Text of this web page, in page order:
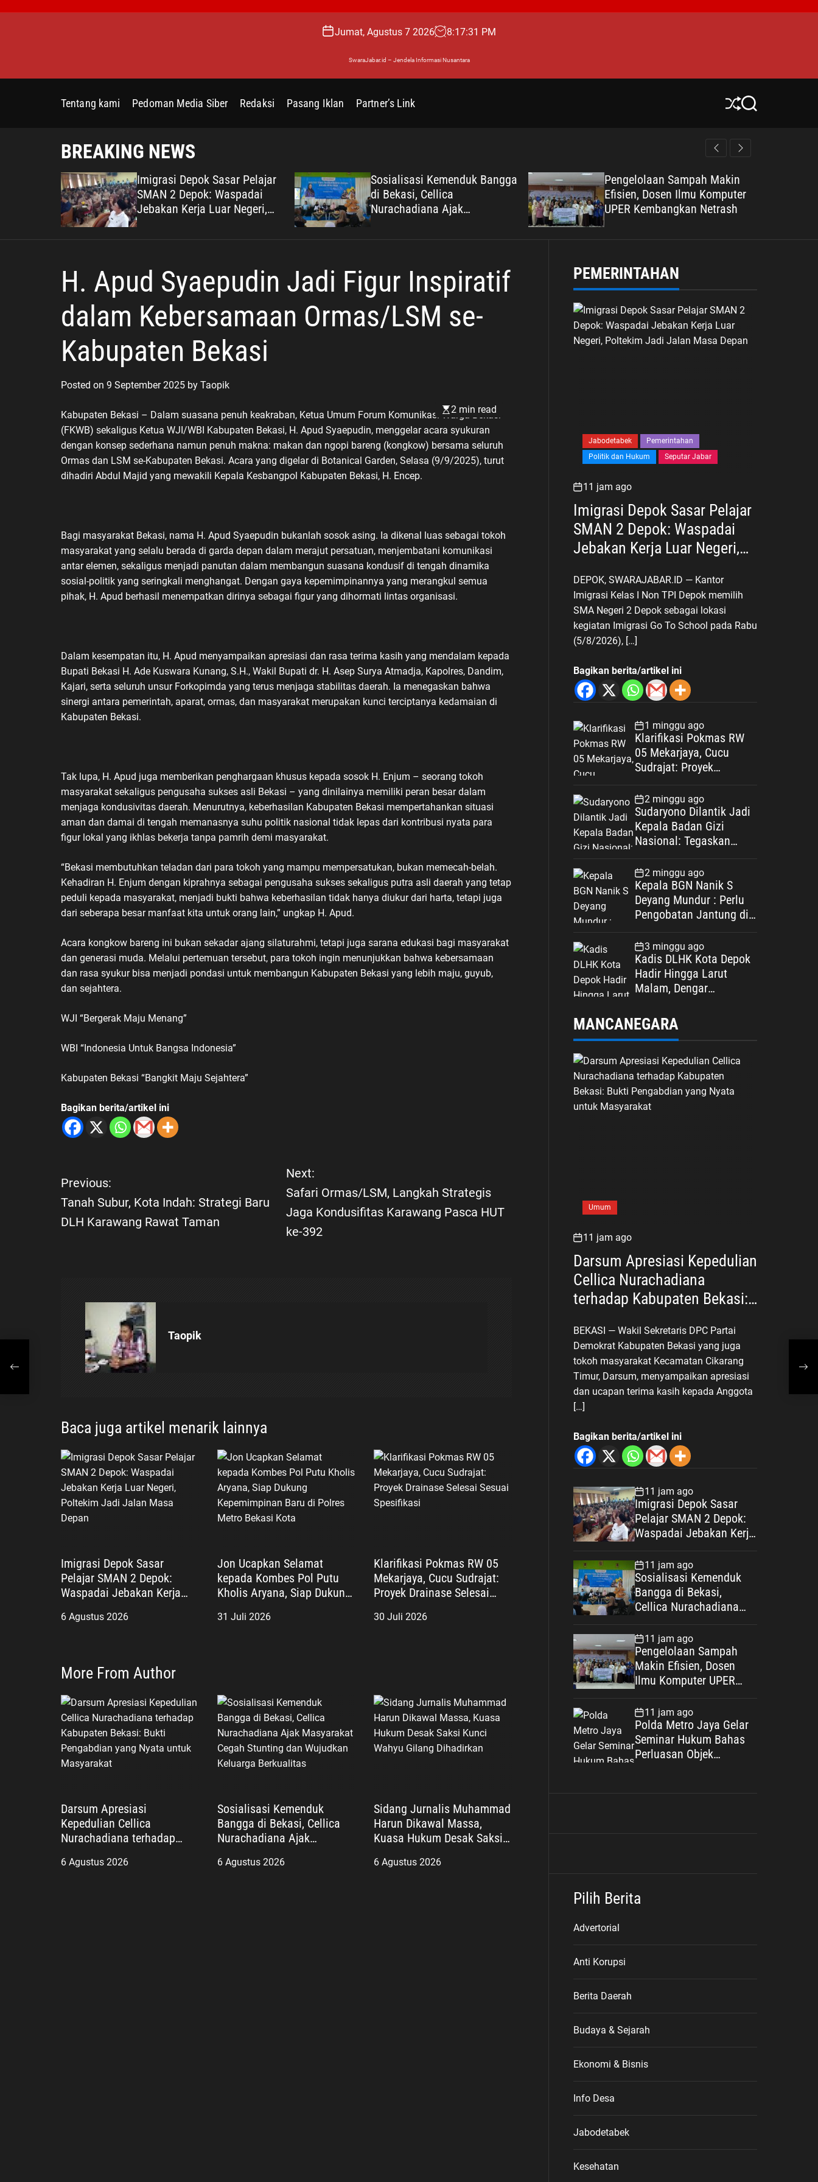
Jumat, Agustus 7 2026 8:17:32 PM
SwaraJabar.id – Jendela Informasi Nusantara
Tentang kami Pedoman Media Siber Redaksi Pasang Iklan Partner’s Link
S
S
r
BREAKING NEWS
Imigrasi Depok Sasar Pelajar
SMAN 2 Depok: Waspadai
Jebakan Kerja Luar Negeri,
Poltekim Jadi Jalan Masa
Sosialisasi Kemenduk Bangga
di Bekasi, Cellica
Nurachadiana Ajak
Masyarakat Cegah Stunting
Pengelolaan Sampah Makin
Efisien, Dosen Ilmu Komputer
UPER Kembangkan Netrash
H. Apud Syaepudin Jadi Figur Inspiratif
dalam Kebersamaan Ormas/LSM se-
Kabupaten Bekasi
Posted on 9 September 2025 by Taopik
2 min read
Kabupaten Bekasi – Dalam suasana penuh keakraban, Ketua Umum Forum Komunikasi Warga Bekasi
(FKWB) sekaligus Ketua WJI/WBI Kabupaten Bekasi, H. Apud Syaepudin, menggelar acara syukuran
dengan konsep sederhana namun penuh makna: makan dan ngopi bareng (kongkow) bersama seluruh
Ormas dan LSM se-Kabupaten Bekasi. Acara yang digelar di Botanical Garden, Selasa (9/9/2025), turut
dihadiri Abdul Majid yang mewakili Kepala Kesbangpol Kabupaten Bekasi, H. Encep.
Bagi masyarakat Bekasi, nama H. Apud Syaepudin bukanlah sosok asing. Ia dikenal luas sebagai tokoh
masyarakat yang selalu berada di garda depan dalam merajut persatuan, menjembatani komunikasi
antar elemen, sekaligus menjadi panutan dalam membangun suasana kondusif di tengah dinamika
sosial-politik yang seringkali menghangat. Dengan gaya kepemimpinannya yang merangkul semua
pihak, H. Apud berhasil menempatkan dirinya sebagai figur yang dihormati lintas organisasi.
Dalam kesempatan itu, H. Apud menyampaikan apresiasi dan rasa terima kasih yang mendalam kepada
Bupati Bekasi H. Ade Kuswara Kunang, S.H., Wakil Bupati dr. H. Asep Surya Atmadja, Kapolres, Dandim,
Kajari, serta seluruh unsur Forkopimda yang terus menjaga stabilitas daerah. Ia menegaskan bahwa
sinergi antara pemerintah, aparat, ormas, dan masyarakat merupakan kunci terciptanya kedamaian di
Kabupaten Bekasi.
Tak lupa, H. Apud juga memberikan penghargaan khusus kepada sosok H. Enjum – seorang tokoh
masyarakat sekaligus pengusaha sukses asli Bekasi – yang dinilainya memiliki peran besar dalam
menjaga kondusivitas daerah. Menurutnya, keberhasilan Kabupaten Bekasi mempertahankan situasi
aman dan damai di tengah memanasnya suhu politik nasional tidak lepas dari kontribusi nyata para
figur lokal yang ikhlas bekerja tanpa pamrih demi masyarakat.
“Bekasi membutuhkan teladan dari para tokoh yang mampu mempersatukan, bukan memecah-belah.
Kehadiran H. Enjum dengan kiprahnya sebagai pengusaha sukses sekaligus putra asli daerah yang tetap
peduli kepada masyarakat, menjadi bukti bahwa keberhasilan tidak hanya diukur dari harta, tetapi juga
dari seberapa besar manfaat kita untuk orang lain,” ungkap H. Apud.
Acara kongkow bareng ini bukan sekadar ajang silaturahmi, tetapi juga sarana edukasi bagi masyarakat
dan generasi muda. Melalui pertemuan tersebut, para tokoh ingin menunjukkan bahwa kebersamaan
dan rasa syukur bisa menjadi pondasi untuk membangun Kabupaten Bekasi yang lebih maju, guyub,
dan sejahtera.
WJI “Bergerak Maju Menang”
WBI “Indonesia Untuk Bangsa Indonesia”
Kabupaten Bekasi “Bangkit Maju Sejahtera”
Bagikan berita/artikel ini
N
a
o
s
Previous:
Tanah Subur, Kota Indah: Strategi Baru
DLH Karawang Rawat Taman
Next:
Safari Ormas/LSM, Langkah Strategis
Jaga Kondusifitas Karawang Pasca HUT
ke-392
Taopik
Baca juga artikel menarik lainnya
Imigrasi Depok Sasar
Pelajar SMAN 2 Depok:
Waspadai Jebakan Kerja
6 Agustus 2026
Jon Ucapkan Selamat
kepada Kombes Pol Putu
Kholis Aryana, Siap Dukung
Polres Metro Bekasi Kota
31 Juli 2026
Klarifikasi Pokmas RW 05
Mekarjaya, Cucu Sudrajat:
Proyek Drainase Selesai
30 Juli 2026
More From Author
Darsum Apresiasi
Kepedulian Cellica
Nurachadiana terhadap
Pengabdian yang Nyata
6 Agustus 2026
Sosialisasi Kemenduk
Bangga di Bekasi, Cellica
Nurachadiana Ajak
dan Wujudkan Keluarga
6 Agustus 2026
Sidang Jurnalis Muhammad
Harun Dikawal Massa,
Kuasa Hukum Desak Saksi
Dihadirkan
6 Agustus 2026
PEMERINTAHAN
Jabodetabek
Pemerintahan
Politik dan Hukum
Seputar Jabar
11 jam ago
Imigrasi Depok Sasar Pelajar
SMAN 2 Depok: Waspadai
Jebakan Kerja Luar Negeri,
Depan
DEPOK, SWARAJABAR.ID — Kantor
Imigrasi Kelas I Non TPI Depok memilih
SMA Negeri 2 Depok sebagai lokasi
kegiatan Imigrasi Go To School pada Rabu
(5/8/2026), […]
Bagikan berita/artikel ini
1 minggu ago
Klarifikasi Pokmas RW
05 Mekarjaya, Cucu
Sudrajat: Proyek
Spesifikasi
2 minggu ago
Sudaryono Dilantik Jadi
Kepala Badan Gizi
Nasional: Tegaskan
Kepentingan
2 minggu ago
Kepala BGN Nanik S
Deyang Mundur : Perlu
Pengobatan Jantung di
3 minggu ago
Kadis DLHK Kota Depok
Hadir Hingga Larut
Malam, Dengar
Retribusi Sampah di
MANCANEGARA
Umum
11 jam ago
Darsum Apresiasi Kepedulian
Cellica Nurachadiana
terhadap Kabupaten Bekasi:
untuk Masyarakat
BEKASI — Wakil Sekretaris DPC Partai
Demokrat Kabupaten Bekasi yang juga
tokoh masyarakat Kecamatan Cikarang
Timur, Darsum, menyampaikan apresiasi
dan ucapan terima kasih kepada Anggota
[…]
Bagikan berita/artikel ini
11 jam ago
Imigrasi Depok Sasar
Pelajar SMAN 2 Depok:
Waspadai Jebakan Kerja
11 jam ago
Sosialisasi Kemenduk
Bangga di Bekasi,
Cellica Nurachadiana
Stunting dan Wujudkan
Keluarga Berkualitas
11 jam ago
Pengelolaan Sampah
Makin Efisien, Dosen
Ilmu Komputer UPER
11 jam ago
Polda Metro Jaya Gelar
Seminar Hukum Bahas
Perluasan Objek
Pilih Berita
Advertorial
Anti Korupsi
Berita Daerah
Budaya & Sejarah
Ekonomi & Bisnis
Info Desa
Jabodetabek
Kesehatan